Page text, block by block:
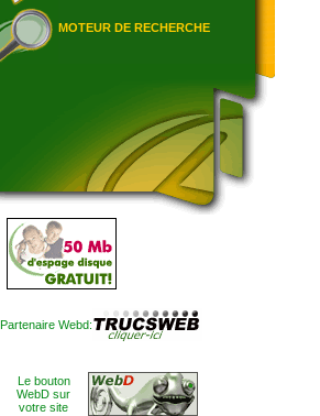
MOTEUR DE RECHERCHE
Partenaire Webd:
Le bouton
WebD sur
votre site